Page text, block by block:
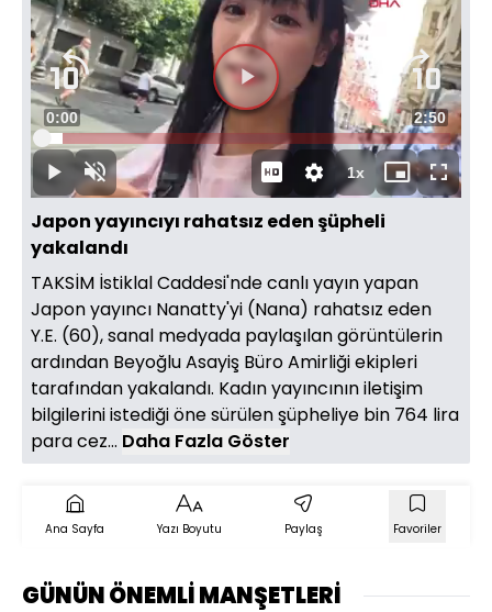
DuraklatSesi
Aç
Süre
0:00 Toplam
Süre
2:50
Yüklendi:
5.19%
1xOynatma
Hızı
Mini
oynatıcı
Tam
Ekran
Japon yayıncıyı rahatsız eden şüpheli
yakalandı
TAKSİM İstiklal Caddesi'nde canlı yayın yapan
Japon yayıncı Nanatty'yi (Nana) rahatsız eden
Y.E. (60), sanal medyada paylaşılan görüntülerin
ardından Beyoğlu Asayiş Büro Amirliği ekipleri
tarafından yakalandı. Kadın yayıncının iletişim
bilgilerini istediği öne sürülen şüpheliye bin 764 lira
para cez... Daha Fazla Göster
Ana Sayfa Yazı Boyutu Paylaş Favoriler
GÜNÜN ÖNEMLİ MANŞETLERİ